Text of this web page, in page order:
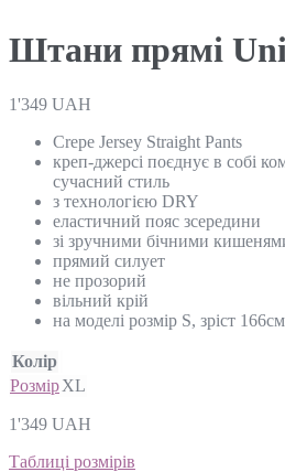
Штани прямі
1'349 UAH
Crepe Jersey Straight Pants
креп-джерсі поєднує в собі
сучасний стиль
з технологією DRY
еластичний пояс зсередини
зі зручними бічними
прямий силует
не прозорий
вільний крій
на моделі розмір S, зріст 166см
Колір
РозмірXL
1'349 UAH
Таблиці розмірів